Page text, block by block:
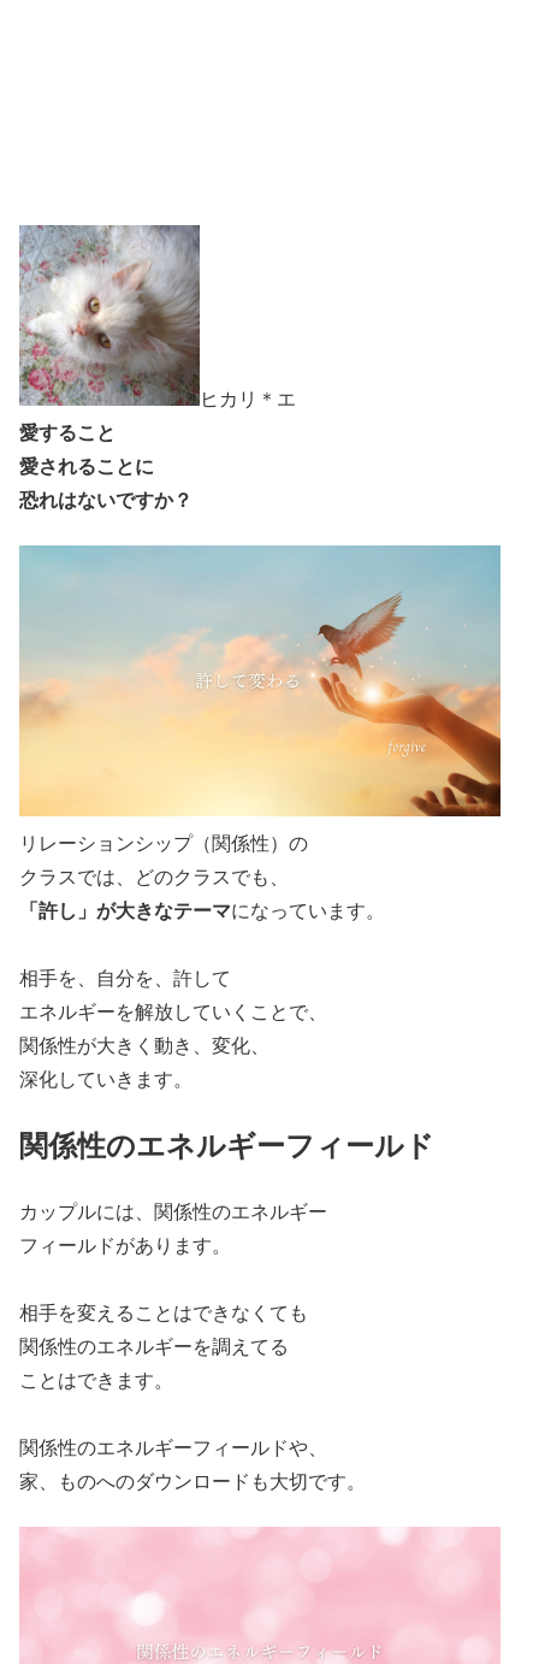
ヒカリ＊エ
愛すること
愛されることに
恐れはないですか？
リレーションシップ（関係性）の
クラスでは、どのクラスでも、
「許し」が大きなテーマになっています。
相手を、自分を、許して
エネルギーを解放していくことで、
関係性が大きく動き、変化、
深化していきます。
関係性のエネルギーフィールド
カップルには、関係性のエネルギー
フィールドがあります。
相手を変えることはできなくても
関係性のエネルギーを調えてる
ことはできます。
関係性のエネルギーフィールドや、
家、ものへのダウンロードも大切です。